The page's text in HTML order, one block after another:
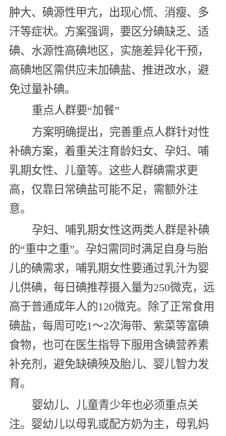
肿大、碘源性甲亢，出现心慌、消瘦、多
汗等症状。方案强调，要区分碘缺乏、适
碘、水源性高碘地区，实施差异化干预，
高碘地区需供应未加碘盐、推进改水，避
免过量补碘。
重点人群要“加餐”
方案明确提出，完善重点人群针对性
补碘方案，着重关注育龄妇女、孕妇、哺
乳期女性、儿童等。这些人群碘需求更
高，仅靠日常碘盐可能不足，需额外注
意。
孕妇、哺乳期女性这两类人群是补碘
的“重中之重”。孕妇需同时满足自身与胎
儿的碘需求，哺乳期女性要通过乳汁为婴
儿供碘，每日碘推荐摄入量为250微克，远
高于普通成年人的120微克。除了正常食用
碘盐，每周可吃1～2次海带、紫菜等富碘
食物，也可在医生指导下服用含碘营养素
补充剂，避免缺碘殃及胎儿、婴儿智力发
育。
婴幼儿、儿童青少年也必须重点关
注。婴幼儿以母乳或配方奶为主，母乳妈